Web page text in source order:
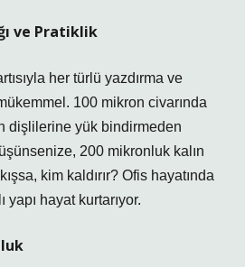
ve Pratiklik
her türlü yazdırma ve
100 mikron civarında
dişlilerine yük bindirmeden
200 mikronluk kalın
kim kaldırır? Ofis hayatında
yapı hayat kurtarıyor.